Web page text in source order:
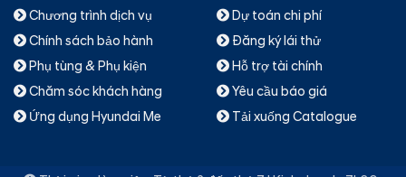
Chương trình dịch vụ
Chính sách bảo hành
Phụ tùng & Phụ kiện
Chăm sóc khách hàng
Ứng dụng Hyundai Me
Dự toán chi phí
Đăng ký lái thử
Hỗ trợ tài chính
Yêu cầu báo giá
Tải xuống Catalogue